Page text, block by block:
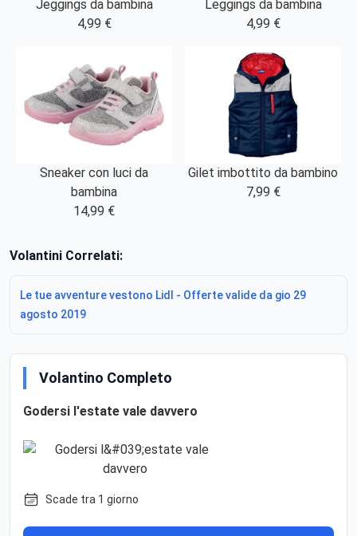
Jeggings da bambina
4,99 €
Leggings da bambina
4,99 €
Sneaker con luci da
bambina
14,99 €
Gilet imbottito da bambino
7,99 €
Volantini Correlati:
Le tue avventure vestono Lidl - Offerte valide da gio 29
agosto 2019
Volantino Completo
Godersi l'estate vale davvero
Scade tra 1 giorno